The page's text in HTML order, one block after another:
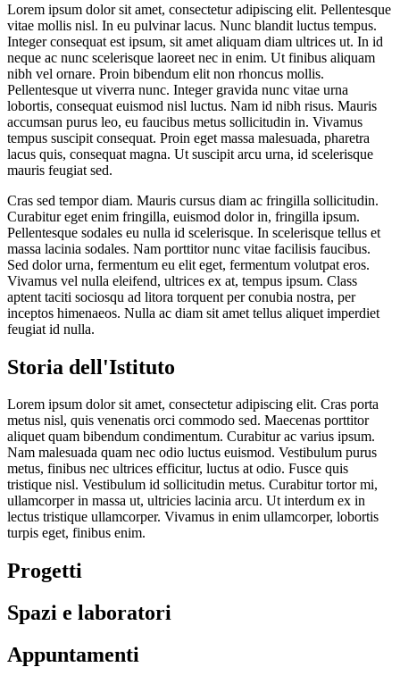
Lorem ipsum dolor sit amet, consectetur adipiscing elit. Pellentesque
vitae mollis nisl. In eu pulvinar lacus. Nunc blandit luctus tempus.
Integer consequat est ipsum, sit amet aliquam diam ultrices ut. In id
neque ac nunc scelerisque laoreet nec in enim. Ut finibus aliquam
nibh vel ornare. Proin bibendum elit non rhoncus mollis.
Pellentesque ut viverra nunc. Integer gravida nunc vitae urna
lobortis, consequat euismod nisl luctus. Nam id nibh risus. Mauris
accumsan purus leo, eu faucibus metus sollicitudin in. Vivamus
tempus suscipit consequat. Proin eget massa malesuada, pharetra
lacus quis, consequat magna. Ut suscipit arcu urna, id scelerisque
mauris feugiat sed.
Cras sed tempor diam. Mauris cursus diam ac fringilla sollicitudin.
Curabitur eget enim fringilla, euismod dolor in, fringilla ipsum.
Pellentesque sodales eu nulla id scelerisque. In scelerisque tellus et
massa lacinia sodales. Nam porttitor nunc vitae facilisis faucibus.
Sed dolor urna, fermentum eu elit eget, fermentum volutpat eros.
Vivamus vel nulla eleifend, ultrices ex at, tempus ipsum. Class
aptent taciti sociosqu ad litora torquent per conubia nostra, per
inceptos himenaeos. Nulla ac diam sit amet tellus aliquet imperdiet
feugiat id nulla.
Storia dell'Istituto
Lorem ipsum dolor sit amet, consectetur adipiscing elit. Cras porta
metus nisl, quis venenatis orci commodo sed. Maecenas porttitor
aliquet quam bibendum condimentum. Curabitur ac varius ipsum.
Nam malesuada quam nec odio luctus euismod. Vestibulum purus
metus, finibus nec ultrices efficitur, luctus at odio. Fusce quis
tristique nisl. Vestibulum id sollicitudin metus. Curabitur tortor mi,
ullamcorper in massa ut, ultricies lacinia arcu. Ut interdum ex in
lectus tristique ullamcorper. Vivamus in enim ullamcorper, lobortis
turpis eget, finibus enim.
Progetti
Spazi e laboratori
Appuntamenti